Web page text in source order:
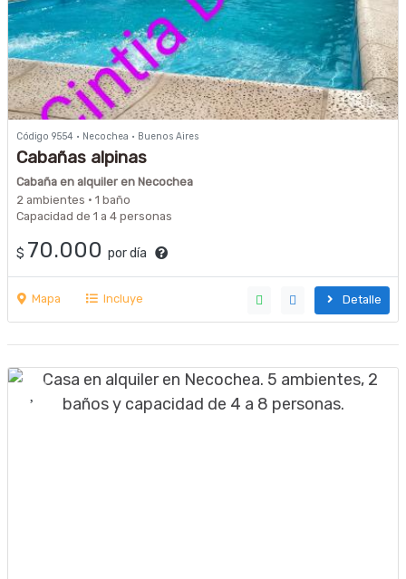
Código 9554 · Necochea · Buenos Aires
Cabañas alpinas
Cabaña en alquiler en Necochea
2 ambientes · 1 baño
Capacidad de 1 a 4 personas
$ 70.000 por día
Mapa Incluye Detalle